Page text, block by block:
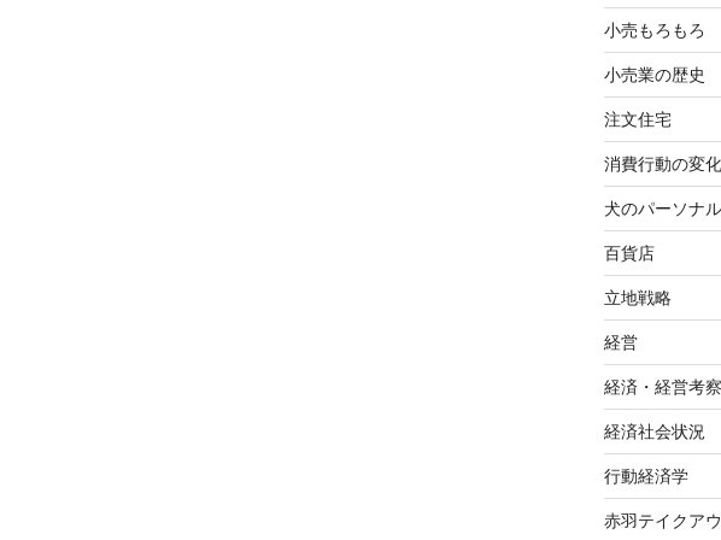
小売もろもろ
小売業の歴史
注文住宅
消費行動の変化
犬のパーソナ
百貨店
立地戦略
経営
経済・経営考察
経済社会状況
行動経済学
赤羽テイクア